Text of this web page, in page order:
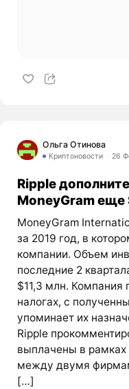
Ольга Отинова
Криптоновости 26
Ripple
MoneyGram еще
MoneyGram
за 2019 год, в
компании. Объем
последние 2
$11,3 млн.
налогах, с
упоминает их
Ripple
выплачены в рамках
между двумя
[…]